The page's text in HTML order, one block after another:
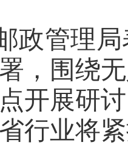
政管理
，围绕
开展研
行业将